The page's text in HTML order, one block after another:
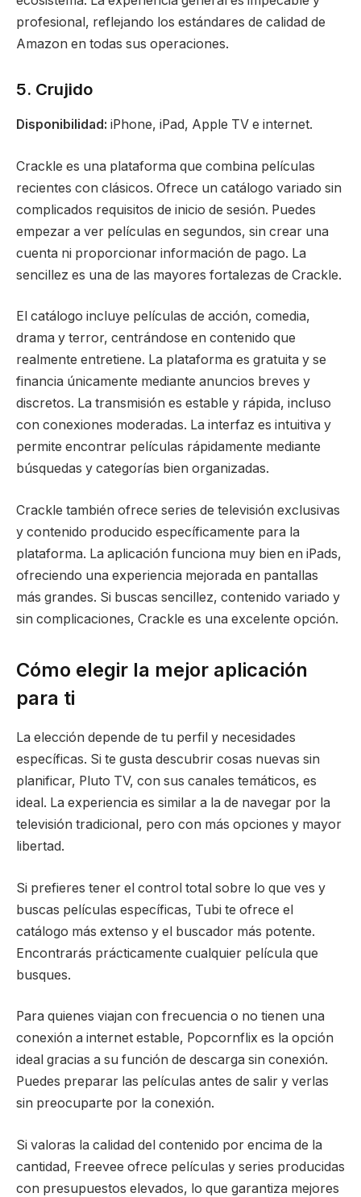
profesional, reflejando los estándares de calidad de
Amazon en todas sus operaciones.
5. Crujido
Disponibilidad: iPhone, iPad, Apple TV e internet.
Crackle es una plataforma que combina películas
recientes con clásicos. Ofrece un catálogo variado sin
complicados requisitos de inicio de sesión. Puedes
empezar a ver películas en segundos, sin crear una
cuenta ni proporcionar información de pago. La
sencillez es una de las mayores fortalezas de Crackle.
El catálogo incluye películas de acción, comedia,
drama y terror, centrándose en contenido que
realmente entretiene. La plataforma es gratuita y se
financia únicamente mediante anuncios breves y
discretos. La transmisión es estable y rápida, incluso
con conexiones moderadas. La interfaz es intuitiva y
permite encontrar películas rápidamente mediante
búsquedas y categorías bien organizadas.
Crackle también ofrece series de televisión exclusivas
y contenido producido específicamente para la
plataforma. La aplicación funciona muy bien en iPads,
ofreciendo una experiencia mejorada en pantallas
más grandes. Si buscas sencillez, contenido variado y
sin complicaciones, Crackle es una excelente opción.
Cómo elegir la mejor aplicación
para ti
La elección depende de tu perfil y necesidades
específicas. Si te gusta descubrir cosas nuevas sin
planificar, Pluto TV, con sus canales temáticos, es
ideal. La experiencia es similar a la de navegar por la
televisión tradicional, pero con más opciones y mayor
libertad.
Si prefieres tener el control total sobre lo que ves y
buscas películas específicas, Tubi te ofrece el
catálogo más extenso y el buscador más potente.
Encontrarás prácticamente cualquier película que
busques.
Para quienes viajan con frecuencia o no tienen una
conexión a internet estable, Popcornflix es la opción
ideal gracias a su función de descarga sin conexión.
Puedes preparar las películas antes de salir y verlas
sin preocuparte por la conexión.
Si valoras la calidad del contenido por encima de la
cantidad, Freevee ofrece películas y series producidas
con presupuestos elevados, lo que garantiza mejores